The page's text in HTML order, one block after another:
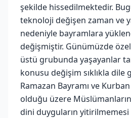
şekilde hissedilmektedir.
teknoloji değişen zaman ve
nedeniyle bayramlara
değişmiştir. Günümüzde
üstü grubunda yaşayanlar
konusu değişim sıklıkla dile
Ramazan Bayramı ve
olduğu üzere
dini duyguların